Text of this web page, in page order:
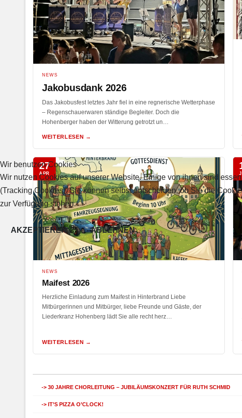
NEWS
Jakobusdank 2026
Das Jakobusfest letztes Jahr fiel in eine regnerische Wetterphase
– Regenschauerwaren ständige Begleiter. Doch die
Hohenberger haben der Witterung getrotzt un…
WEITERLESEN →
27
APR
NEWS
Maifest 2026
Herzliche Einladung zum Maifest in Hinterbrand Liebe
Mitbürgerinnen und Mitbürger, liebe Freunde und Gäste, der
Liederkranz Hohenberg lädt Sie alle recht herz…
WEITERLESEN →
30 JAHRE CHORLEITUNG – JUBILÄUMSKONZERT FÜR RUTH SCHMID
IT’S PIZZA O’CLOCK!
Wir benutzen Cookies
Wir nutzen Cookies auf unserer Website. Einige von ihnen sind
(Tracking Cookies). Sie können selbst entscheiden, ob Sie die
zur Verfügung stehen.
AKZEPTIEREN ABLEHNEN